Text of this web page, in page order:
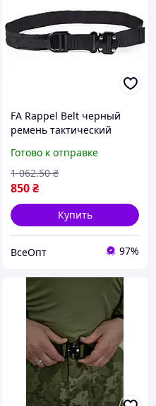
FA Rappel Belt черный
ремень тактический
140 см, разрывное
нагрузка 10 KN
Готово к отправке
850₴
1 062.50 ₴
Купить
ВсеОпт 97%